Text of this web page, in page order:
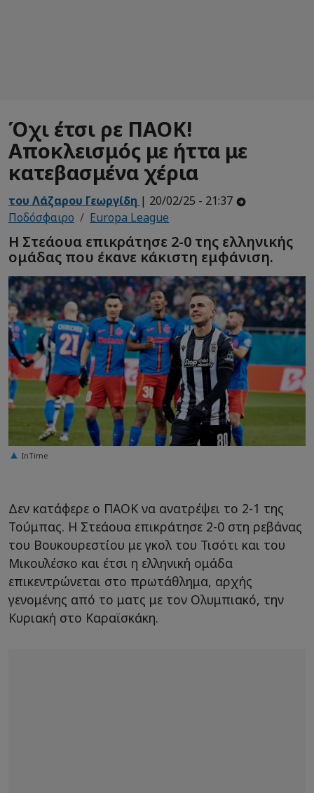
Όχι έτσι ρε ΠΑΟΚ!
Αποκλεισμός με ήττα με
κατεβασμένα χέρια
του Λάζαρου Γεωργίδη | 20/02/25 - 21:37
Ποδόσφαιρο
Europa League
Η Στεάουα επικράτησε 2-0 της ελληνικής
ομάδας που έκανε κάκιστη εμφάνιση.
InTime
Δεν κατάφερε ο ΠΑΟΚ να ανατρέψει το 2-1 της
Τούμπας. Η Στεάουα επικράτησε 2-0 στη ρεβάνας
του Βουκουρεστίου με γκολ του Τισότι και του
Μικουλέσκο και έτσι η ελληνική ομάδα
επικεντρώνεται στο πρωτάθλημα, αρχής
γενομένης από το ματς με τον Ολυμπιακό, την
Κυριακή στο Καραϊσκάκη.